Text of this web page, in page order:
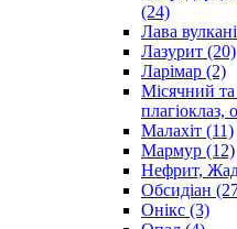
(24)
Лава
Лазурит (20)
Ларімар (2)
Місячний
плагіоклаз,
Малахіт (11)
Мармур (12)
Нефрит,
Обсидіан
Онікс (3)